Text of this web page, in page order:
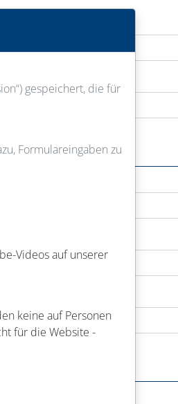
gespeichert, die für
Formulareingaben zu
Videos auf unserer
keine auf Personen
für die Website -